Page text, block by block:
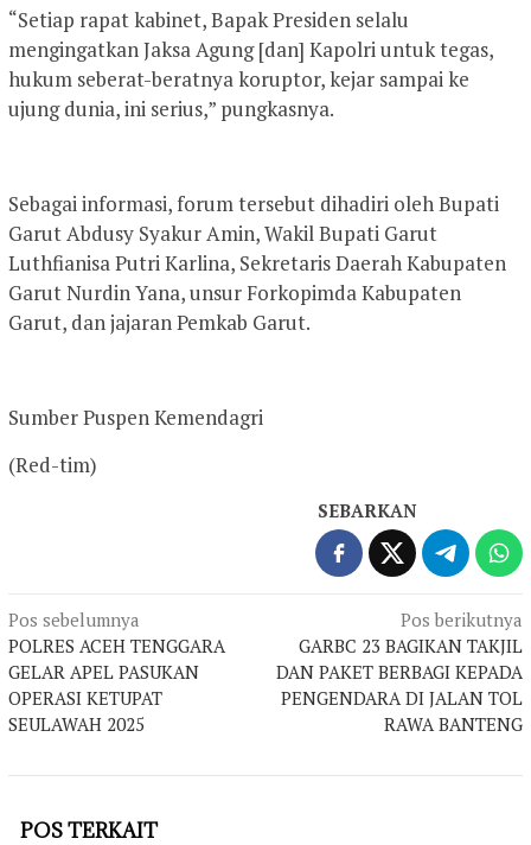
“Setiap rapat kabinet, Bapak Presiden selalu
mengingatkan Jaksa Agung [dan] Kapolri untuk tegas,
hukum seberat-beratnya koruptor, kejar sampai ke
ujung dunia, ini serius,” pungkasnya.
Sebagai informasi, forum tersebut dihadiri oleh Bupati
Garut Abdusy Syakur Amin, Wakil Bupati Garut
Luthfianisa Putri Karlina, Sekretaris Daerah Kabupaten
Garut Nurdin Yana, unsur Forkopimda Kabupaten
Garut, dan jajaran Pemkab Garut.
Sumber Puspen Kemendagri
(Red-tim)
SEBARKAN
Navigasi
pos
Pos sebelumnya
POLRES ACEH TENGGARA
GELAR APEL PASUKAN
OPERASI KETUPAT
SEULAWAH 2025
Pos berikutnya
GARBC 23 BAGIKAN TAKJIL
DAN PAKET BERBAGI KEPADA
PENGENDARA DI JALAN TOL
RAWA BANTENG
POS TERKAIT